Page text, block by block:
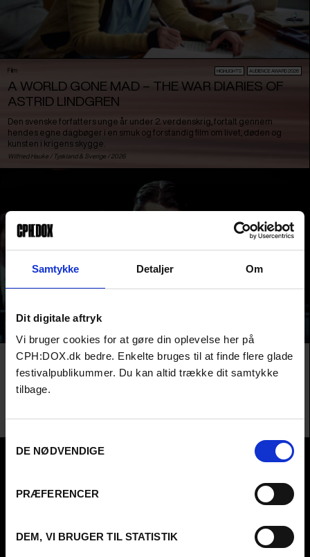
Samtykke Detaljer Om
Dit digitale aftryk
Vi bruger cookies for at gøre din oplevelse her på
CPH:DOX.dk bedre. Enkelte bruges til at finde flere glade
festivalpublikummer. Du kan altid trække dit samtykke
tilbage.
Samtykkevalg
DE NØDVENDIGE
PRÆFERENCER
DEM, VI BRUGER TIL STATISTIK
FURESØ:DOX
Din lokale dokumentarfilmfestival. En del af CPH:DOX.
Film HIGHLIGHTS AUDIENCE AWARD 2026
A WORLD GONE MAD – THE WAR DIARIES OF
ASTRID LINDGREN
Den svenske forfatters unge år under 2. verdenskrig, fortalt gennem
hendes egne dagbøger i en smuk og forstandig film om livet, døden og
kunsten i krigens skygge.
Wilfried Hauke / Tyskland& Sverige / 2026
Film URGENT MATTERS
EVERYONE IS LYING TO YOU FOR MONEY
Har du købt kryptovaluta med håbet om at score kassen, bør du se